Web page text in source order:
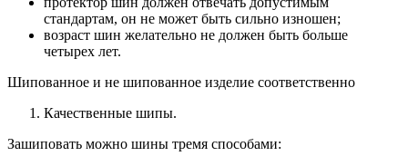
стандартам, он не может быть сильно изношен;
возраст шин желательно не должен быть больше
четырех лет.
Шипованное и не шипованное изделие соответственно
Качественные шипы.
Зашиповать можно шины тремя способами: